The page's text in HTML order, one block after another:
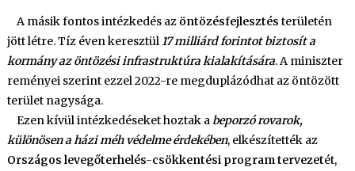
A másik fontos intézkedés az öntözésfejlesztés területén
jött létre. Tíz éven keresztül 17 milliárd forintot biztosít a
kormány az öntözési infrastruktúra kialakítására. A miniszter
reményei szerint ezzel 2022-re megduplázódhat az öntözött
terület nagysága.
Ezen kívül intézkedéseket hoztak a beporzó rovarok,
különösen a házi méh védelme érdekében, elkészítették az
Országos levegőterhelés-csökkentési program tervezetét,